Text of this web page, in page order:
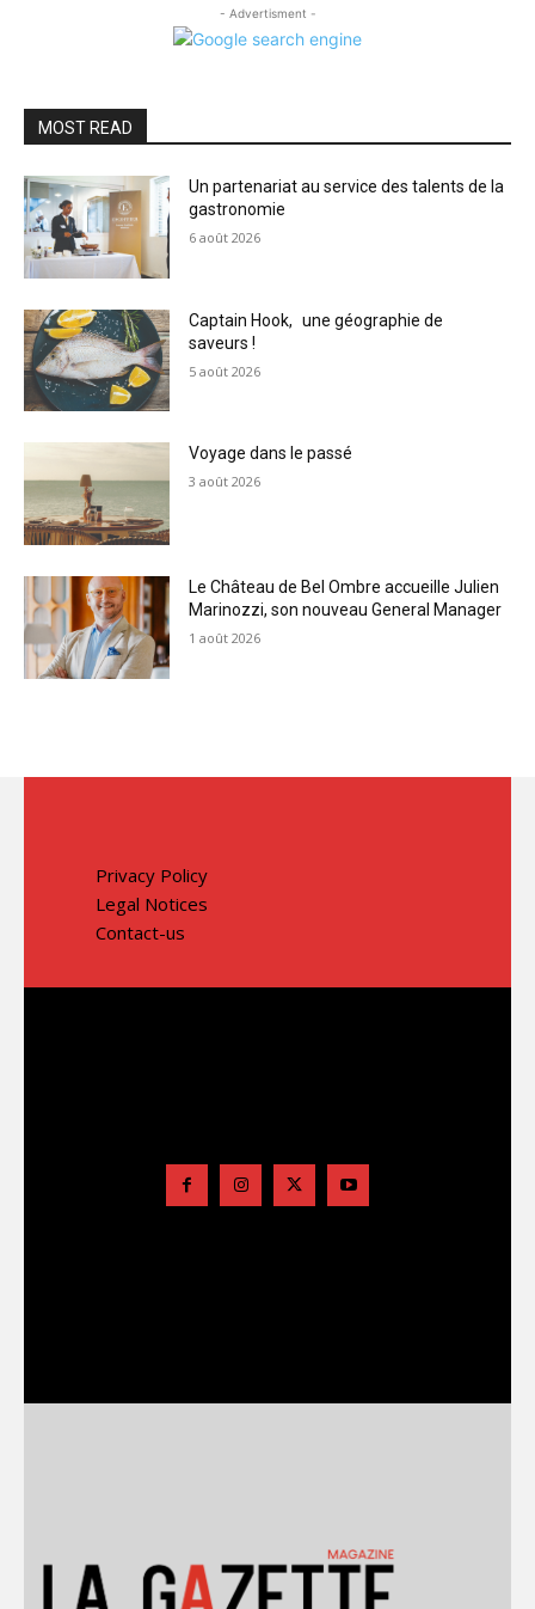
- Advertisment -
MOST READ
Un partenariat au service des talents de la
gastronomie
6 août 2026
Captain Hook, une géographie de
saveurs !
5 août 2026
Voyage dans le passé
3 août 2026
Le Château de Bel Ombre accueille Julien
Marinozzi, son nouveau General Manager
1 août 2026
Privacy Policy
Legal Notices
Contact-us